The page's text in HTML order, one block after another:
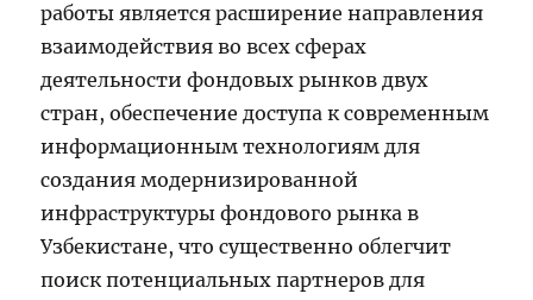
работы является расширение направления
взаимодействия во всех сферах
деятельности фондовых рынков двух
стран, обеспечение доступа к современным
информационным технологиям для
создания модернизированной
инфраструктуры фондового рынка в
Узбекистане, что существенно облегчит
поиск потенциальных партнеров для